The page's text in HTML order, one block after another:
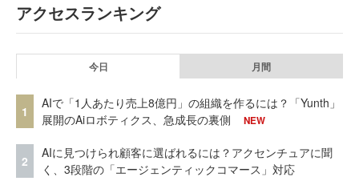
アクセスランキング
今日 月間
1
AIで「1人あたり売上8億円」の組織を作るには？「Yunth」
展開のAiロボティクス、急成長の裏側
NEW
2
AIに見つけられ顧客に選ばれるには？アクセンチュアに聞
く、3段階の「エージェンティックコマース」対応